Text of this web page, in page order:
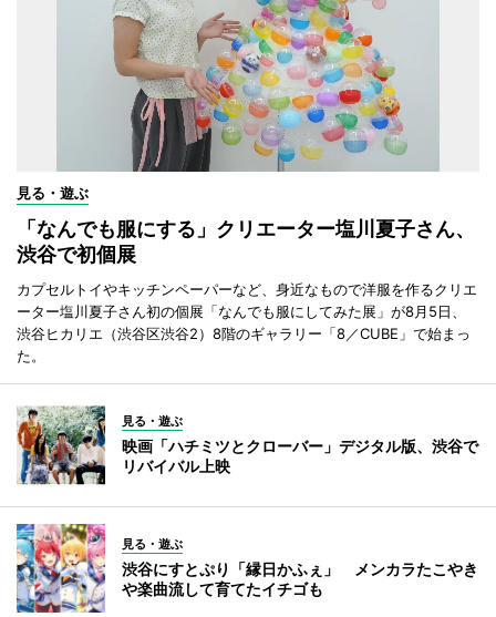
見る・遊ぶ
「なんでも服にする」クリエーター塩川夏子さん、
渋谷で初個展
カプセルトイやキッチンペーパーなど、身近なもので洋服を作るクリエ
ーター塩川夏子さん初の個展「なんでも服にしてみた展」が8月5日、
渋谷ヒカリエ（渋谷区渋谷2）8階のギャラリー「8／CUBE」で始まっ
た。
見る・遊ぶ
映画「ハチミツとクローバー」デジタル版、渋谷で
リバイバル上映
見る・遊ぶ
渋谷にすとぷり「縁日かふぇ」 メンカラたこやき
や楽曲流して育てたイチゴも